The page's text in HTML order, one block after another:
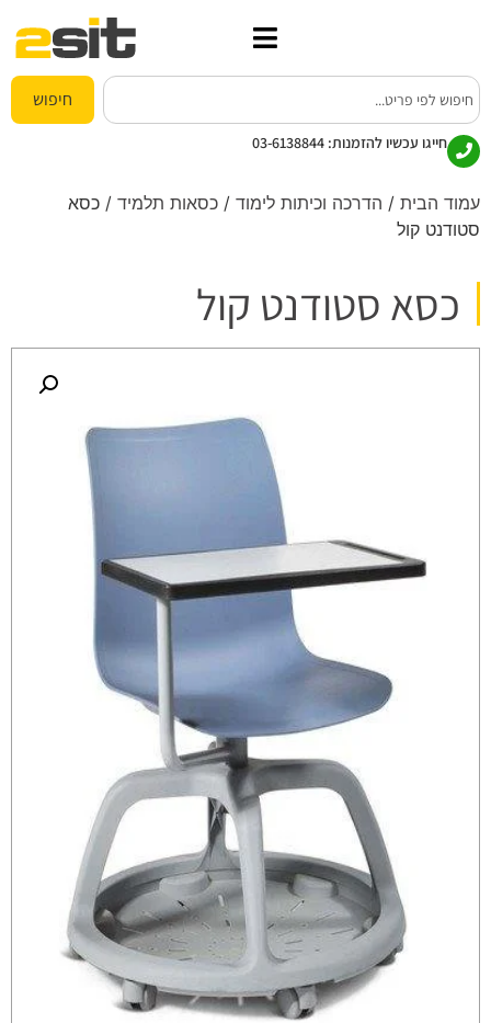
חיפוש
חייגו עכשיו להזמנות: 03-6138844
עמוד הבית / הדרכה וכיתות לימוד / כסאות תלמיד / כסא
סטודנט קול
כסא סטודנט קול